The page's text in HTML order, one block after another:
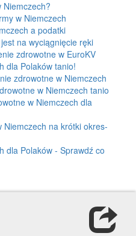
Niemczech?
w Niemczech
a podatki
na wyciągnięcie ręki
zdrowotne w EuroKV
dla Polaków tanio!
zdrowotne w Niemczech
w Niemczech tanio
w Niemczech dla
na krótki okres-
dla Polaków - Sprawdź co